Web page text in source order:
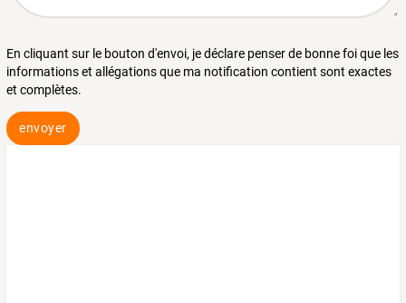
En cliquant sur le bouton d'envoi, je déclare penser de bonne foi que les
informations et allégations que ma notification contient sont exactes
et complètes.
envoyer